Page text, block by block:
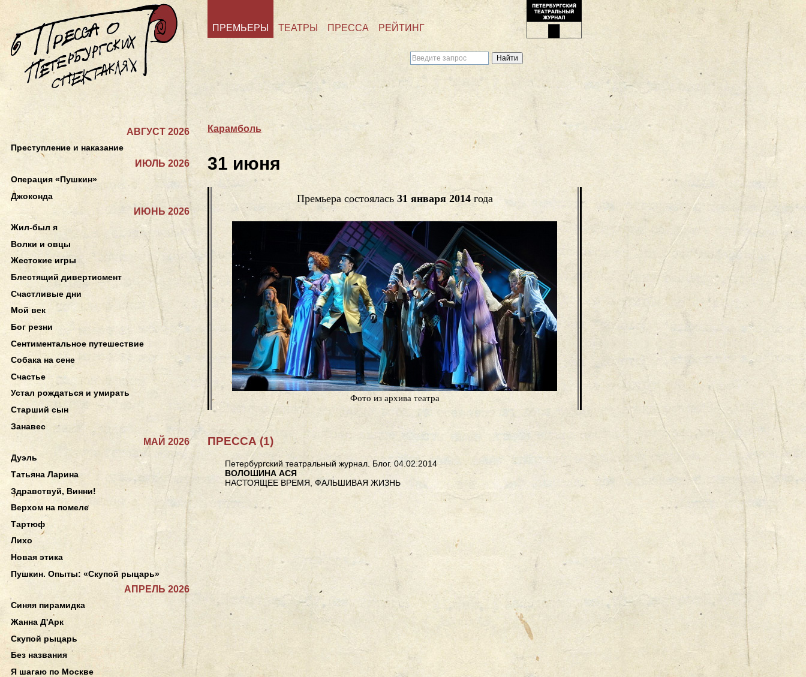
ПРЕМЬЕРЫ ТЕАТРЫ ПРЕССА РЕЙТИНГ
Карамболь
31 июня
Премьера состоялась 31 января 2014года
Фото из архива театра
ПРЕССА (1)
Петербургский театральный журнал. Блог. 04.02.2014
ВОЛОШИНА АСЯ
НАСТОЯЩЕЕ ВРЕМЯ, ФАЛЬШИВАЯ ЖИЗНЬ
АВГУСТ 2026
Преступление и наказание
ИЮЛЬ 2026
Операция «Пушкин»
Джоконда
ИЮНЬ 2026
Жил-был я
Волки и овцы
Жестокие игры
Блестящий дивертисмент
Счастливые дни
Мой век
Бог резни
Сентиментальное путешествие
Собака на сене
Счастье
Устал рождаться и умирать
Старший сын
Занавес
МАЙ 2026
Дуэль
Татьяна Ларина
Здравствуй, Винни!
Верхом на помеле
Тартюф
Лихо
Новая этика
Пушкин. Опыты: «Скупой рыцарь»
АПРЕЛЬ 2026
Синяя пирамидка
Жанна Д'Арк
Скупой рыцарь
Без названия
Я шагаю по Москве